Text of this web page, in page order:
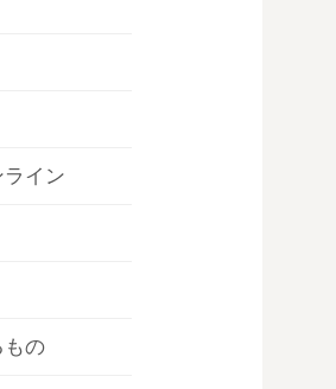
イン
の